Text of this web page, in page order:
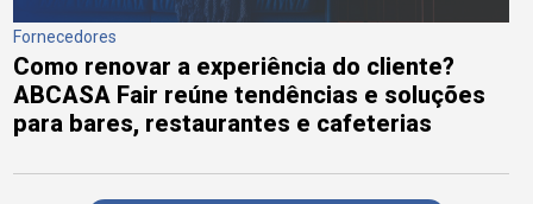
Fornecedores
Como renovar a experiência do cliente?
ABCASA Fair reúne tendências e soluções
para bares, restaurantes e cafeterias